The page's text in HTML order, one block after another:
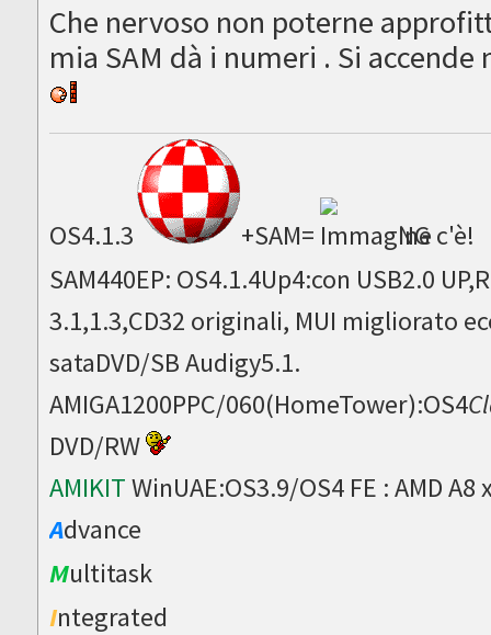
Che nervoso non poterne
mia SAM dà i numeri . Si
OS4.1.3 +SAM=
NG c'è!
SAM440EP: OS4.1.4Up4:con USB2.0
3.1,1.3,CD32 originali, MUI migliorato
sataDVD/SB Audigy5.1.
AMIGA1200PPC/060(HomeTower):OS4
DVD/RW
AMIKITWinUAE:OS3.9/OS4 FE : AMD A8
Advance
Multitask
Integrated